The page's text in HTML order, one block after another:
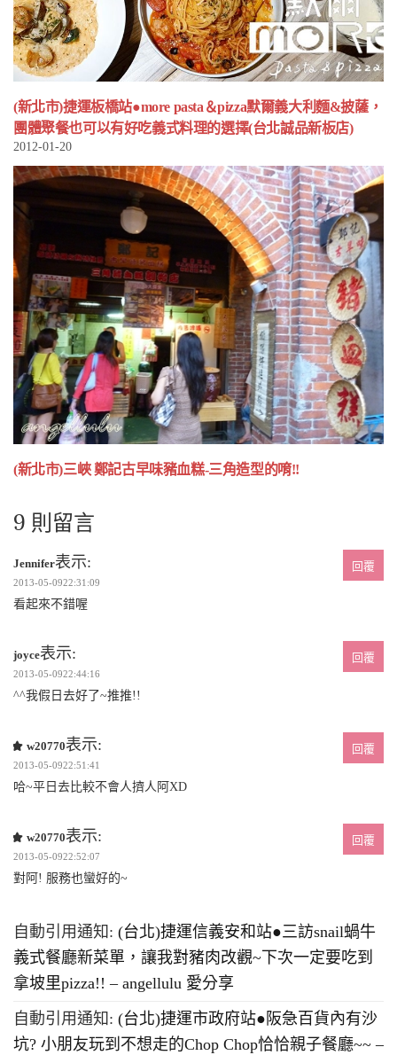
(新北市)捷運板橋站●more pasta＆pizza默爾義大利麵&披薩，
團體聚餐也可以有好吃義式料理的選擇(台北誠品新板店)
2012-01-20
(新北市)三峽 鄭記古早味豬血糕-三角造型的唷!!
9 則留言
Jennifer表示:
2013-05-0922:31:09
看起來不錯喔
回覆
joyce表示:
2013-05-0922:44:16
^^我假日去好了~推推!!
回覆
w20770表示:
2013-05-0922:51:41
哈~平日去比較不會人擠人阿XD
回覆
w20770表示:
2013-05-0922:52:07
對阿! 服務也蠻好的~
回覆
自動引用通知: (台北)捷運信義安和站●三訪snail蝸牛
義式餐廳新菜單，讓我對豬肉改觀~下次一定要吃到
拿坡里pizza!! – angellulu 愛分享
自動引用通知: (台北)捷運市政府站●阪急百貨內有沙
坑? 小朋友玩到不想走的Chop Chop恰恰親子餐廳~~ –